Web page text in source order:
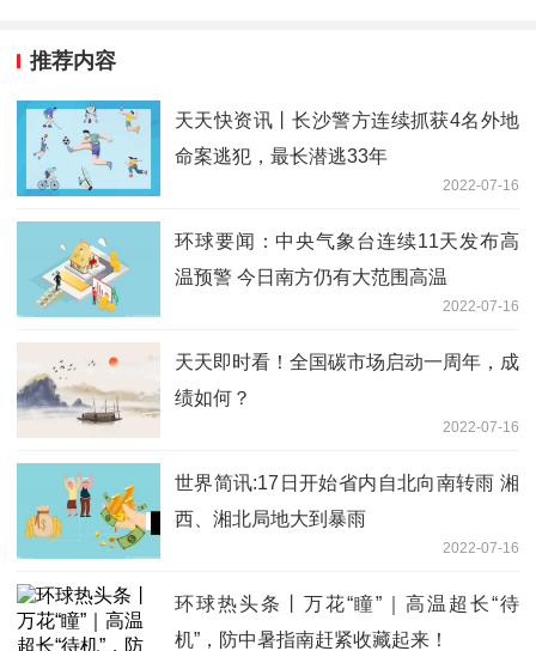
推荐内容
天天快资讯丨长沙警方连续抓获4名外地
命案逃犯，最长潜逃33年
2022-07-16
环球要闻：中央气象台连续11天发布高
温预警 今日南方仍有大范围高温
2022-07-16
天天即时看！全国碳市场启动一周年，成
绩如何？
2022-07-16
世界简讯:17日开始省内自北向南转雨 湘
西、湘北局地大到暴雨
2022-07-16
环球热头条丨万花“瞳”｜高温超长“待
机”，防中暑指南赶紧收藏起来！